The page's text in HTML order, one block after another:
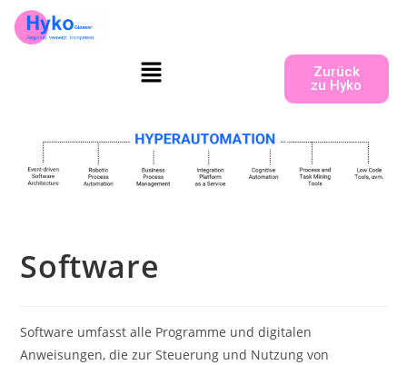
Zurück
zu Hyko
Software
Software umfasst alle Programme und digitalen
Anweisungen, die zur Steuerung und Nutzung von